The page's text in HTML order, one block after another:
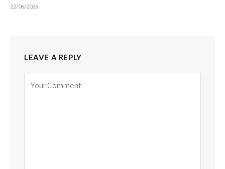
22/06/2026
LEAVE A REPLY